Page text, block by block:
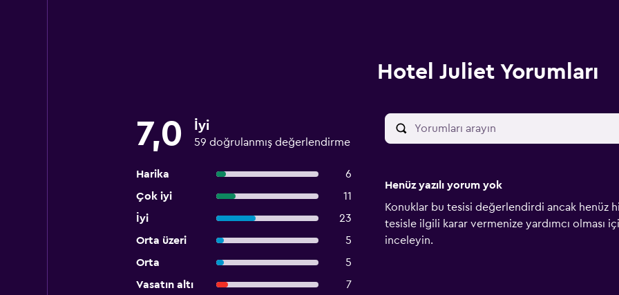
Hotel Juliet Yorumları
7,0 İyi
59 doğrulanmış değerlendirme
Harika
6
Çok iyi
11
İyi
23
Orta üzeri
5
Orta
5
Vasatın altı
7
Henüz yazılı yorum yok
Konuklar bu tesisi değerlendirdi ancak henüz
tesisle ilgili karar vermenize yardımcı olması
inceleyin.